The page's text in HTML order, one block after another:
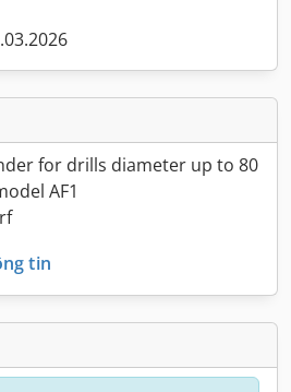
for drills diameter up to 80
AF1
tin